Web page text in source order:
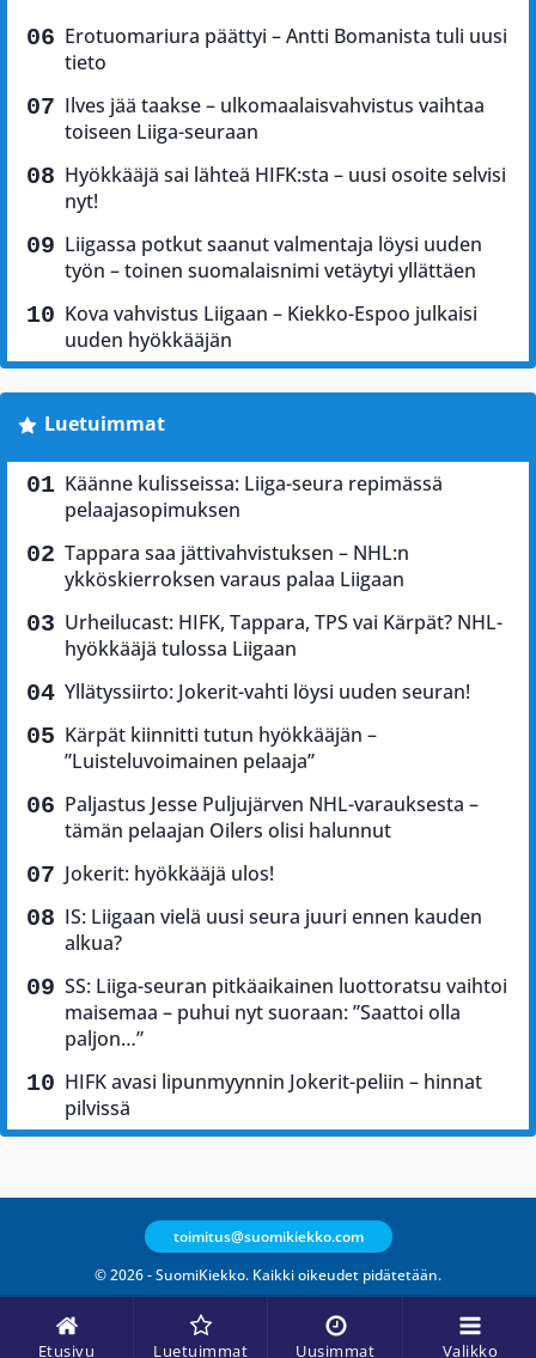
Etusivu Luetuimmat Uusimmat Valikko
Erotuomariura päättyi – Antti Bomanista tuli uusi
tieto
Ilves jää taakse – ulkomaalaisvahvistus vaihtaa
toiseen Liiga-seuraan
Hyökkääjä sai lähteä HIFK:sta – uusi osoite selvisi
nyt!
Liigassa potkut saanut valmentaja löysi uuden
työn – toinen suomalaisnimi vetäytyi yllättäen
Kova vahvistus Liigaan – Kiekko-Espoo julkaisi
uuden hyökkääjän
Luetuimmat
Käänne kulisseissa: Liiga-seura repimässä
pelaajasopimuksen
Tappara saa jättivahvistuksen – NHL:n
ykköskierroksen varaus palaa Liigaan
Urheilucast: HIFK, Tappara, TPS vai Kärpät? NHL-
hyökkääjä tulossa Liigaan
Yllätyssiirto: Jokerit-vahti löysi uuden seuran!
Kärpät kiinnitti tutun hyökkääjän –
”Luisteluvoimainen pelaaja”
Paljastus Jesse Puljujärven NHL-varauksesta –
tämän pelaajan Oilers olisi halunnut
Jokerit: hyökkääjä ulos!
IS: Liigaan vielä uusi seura juuri ennen kauden
alkua?
SS: Liiga-seuran pitkäaikainen luottoratsu vaihtoi
maisemaa – puhui nyt suoraan: ”Saattoi olla
paljon…”
HIFK avasi lipunmyynnin Jokerit-peliin – hinnat
pilvissä
© 2026 - SuomiKiekko. Kaikki oikeudet pidätetään.
toimitus@suomikiekko.com